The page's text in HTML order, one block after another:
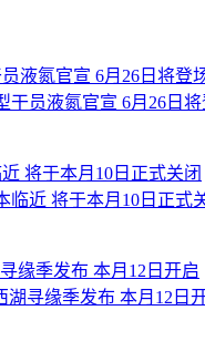
干员液氮官宣 6月26日将
临近 将于本月10日正式
湖寻缘季发布 本月12日